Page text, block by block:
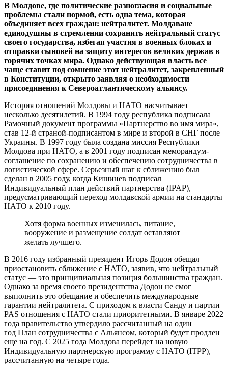
В Молдове, где политические разногласия и социальные
проблемы стали нормой, есть одна тема, которая
объединяет всех граждан: нейтралитет. Молдаване
единодушны в стремлении сохранить нейтральный статус
своего государства, избегая участия в военных блоках и
отправки сыновей на защиту интересов великих держав в
горячих точках мира. Однако действующая власть все
чаще ставит под сомнение этот нейтралитет, закрепленный
в Конституции, открыто заявляя о необходимости
присоединения к Североатлантическому альянсу.
История отношений Молдовы и НАТО насчитывает
несколько десятилетий. В 1994 году республика подписала
Рамочный документ программы «Партнерство во имя мира»,
став 12-й страной-подписантом в мире и второй в СНГ после
Украины. В 1997 году была создана миссия Республики
Молдова при НАТО, а в 2001 году подписан меморандум-
соглашение по сохранению и обеспечению сотрудничества в
логистической сфере. Серьезный шаг к сближению был
сделан в 2005 году, когда Кишинев подписал
Индивидуальный план действий партнерства (IPAP),
предусматривающий переход молдавской армии на стандарты
НАТО к 2010 году.
Хотя форма военных изменилась, питание,
вооружение и размещение солдат оставляют
желать лучшего.
В 2016 году избранный президент Игорь Додон обещал
приостановить сближение с НАТО, заявив, что нейтральный
статус — это принципиальная позиция большинства граждан.
Однако за время своего президентства Додон не смог
выполнить это обещание и обеспечить международные
гарантии нейтралитета. С приходом к власти Санду и партии
PAS отношения с НАТО стали приоритетными. В январе 2022
года правительство утвердило рассчитанный на один
год План сотрудничества с Альянсом, который будет продлен
еще на год. С 2025 года Молдова перейдет на новую
Индивидуальную партнерскую программу с НАТО (ITPP),
рассчитанную на четыре года.